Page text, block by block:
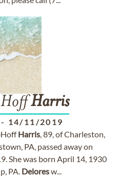
Harris
- 14/11/2019
Harris, 89, of Charleston,
PA, passed away on
She was born April 14, 1930
PA. Deloresw...